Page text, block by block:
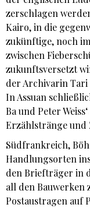
zerschlagen
Kairo, in die
zukünftige, noch
zwischen
zukunftsversetzt
der Archivarin
In Assuan
Ba und Peter
Erzählstränge und
Südfrankreich,
Handlungsorten
den Briefträger in
all den Bauwerken
Postaustragen auf